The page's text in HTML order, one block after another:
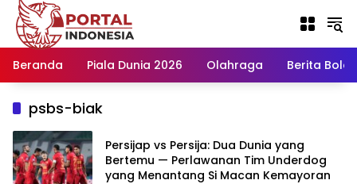
Langsung
konten
Beranda
Piala Dunia 2026 Olahraga Berita Bola
psbs-biak
Persijap vs Persija: Dua Dunia yang
Bertemu — Perlawanan Tim Underdog
yang Menantang Si Macan Kemayoran